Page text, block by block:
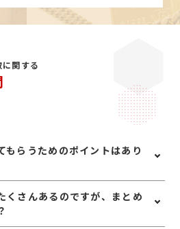
関する
もらうためのポイントはあり
れいな状態で保管されていること
まま残っているものは評価しやす
手もまとめてお持ちいただくこと
くさんあるのですが、まとめ